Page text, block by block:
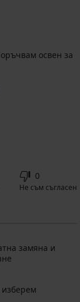
освен за
0
Не съм съгласен
замяна и
изберем